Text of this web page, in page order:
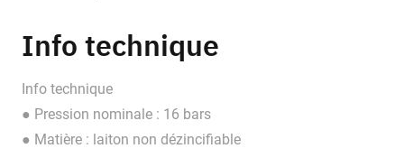
Info technique
Info technique
● Pression nominale : 16 bars
● Matière : laiton non dézincifiable